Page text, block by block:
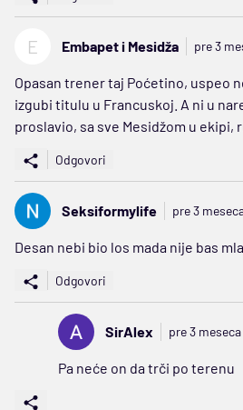
E Embapet i Mesidža pre 3
Opasan trener taj Poćetino, uspeo
izgubi titulu u Francuskoj. A ni u
proslavio, sa sve Mesidžom u ekipi,
Odgovori
Seksiformylife pre 3
Desan nebi bio los mada nije bas
Odgovori
SirAlex pre 3 meseca
Pa neće on da trči po terenu